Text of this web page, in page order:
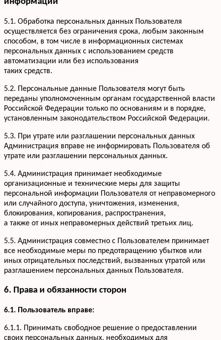
Мы онлайн, пишите
5.1. Обработка персональных данных Пользователя
осуществляется без ограничения срока, любым законным
способом, в том числе в информационных системах
персональных данных с использованием средств
автоматизации или без использования
таких средств.
5.2. Персональные данные Пользователя могут быть
переданы уполномоченным органам государственной власти
Российской Федерации только по основаниям и в порядке,
установленным законодательством Российской Федерации.
5.3. При утрате или разглашении персональных данных
Администрация вправе не информировать Пользователя об
утрате или разглашении персональных данных.
5.4. Администрация принимает необходимые
организационные и технические меры для защиты
персональной информации Пользователя от неправомерного
или случайного доступа, уничтожения, изменения,
блокирования, копирования, распространения,
а также от иных неправомерных действий третьих лиц.
5.5. Администрация совместно с Пользователем принимает
все необходимые меры по предотвращению убытков или
иных отрицательных последствий, вызванных утратой или
разглашением персональных данных Пользователя.
6. Права и обязанности сторон
6.1. Пользователь вправе:
6.1.1. Принимать свободное решение о предоставлении
своих персональных данных, необходимых для